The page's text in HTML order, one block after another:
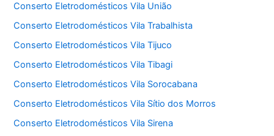
Conserto Eletrodomésticos Vila União
Conserto Eletrodomésticos Vila Trabalhista
Conserto Eletrodomésticos Vila Tijuco
Conserto Eletrodomésticos Vila Tibagi
Conserto Eletrodomésticos Vila Sorocabana
Conserto Eletrodomésticos Vila Sítio dos Morros
Conserto Eletrodomésticos Vila Sirena